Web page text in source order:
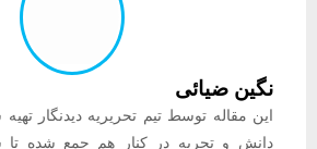
نگین ضیائی
این مقاله توسط تیم تحریریه دیدنگار
دانش و تجربه در کنار هم جمع شده تا